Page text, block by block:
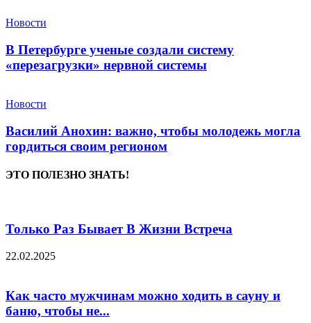
Новости
В Петербурге ученые создали систему
«перезагрузки» нервной системы
Новости
Василий Анохин: важно, чтобы молодежь могла
гордиться своим регионом
ЭТО ПОЛЕЗНО ЗНАТЬ!
Только Раз Бывает В Жизни Встреча
22.02.2025
Как часто мужчинам можно ходить в сауну и
баню, чтобы не...